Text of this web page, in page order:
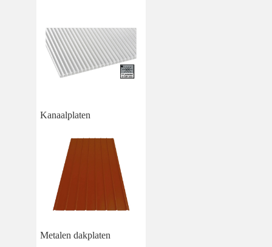
Kanaalplaten
Metalen dakplaten